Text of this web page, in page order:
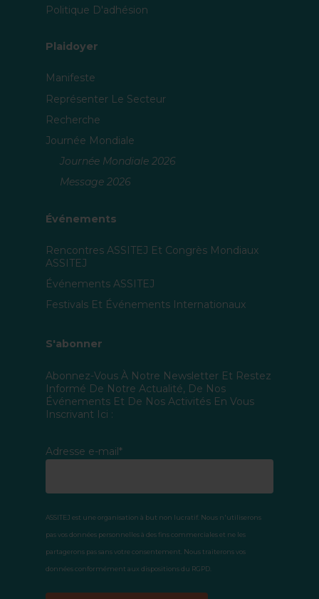
Politique D'adhésion
Plaidoyer
Manifeste
Représenter Le Secteur
Recherche
Journée Mondiale
Journée Mondiale 2026
Message 2026
Événements
Rencontres ASSITEJ Et Congrès Mondiaux
ASSITEJ
Événements ASSITEJ
Festivals Et Événements Internationaux
S'abonner
Abonnez-Vous À Notre Newsletter Et Restez
Informé De Notre Actualité, De Nos
Événements Et De Nos Activités En Vous
Inscrivant Ici :
Adresse e-mail*
ASSITEJ est une organisation à but non lucratif. Nous n'utiliserons
pas vos données personnelles à des fins commerciales et ne les
partagerons pas sans votre consentement. Nous traiterons vos
données conformément aux dispositions du RGPD.